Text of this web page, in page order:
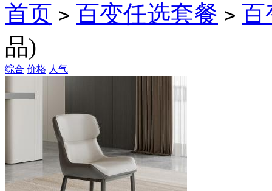
首页 > 百变任选套餐 > 百
品)
综合 价格 人气